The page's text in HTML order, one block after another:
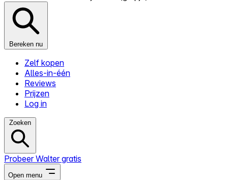
Bereken nu
Zelf kopen
Alles-in-één
Reviews
Prijzen
Log in
Zoeken
Probeer Walter gratis
Open menu